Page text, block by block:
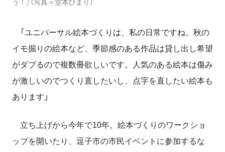
う！』（写真＝堂本ひまり）
「ユニバーサル絵本づくりは、私の日常ですね。秋の
イモ掘りの絵本など、季節感のある作品は貸し出し希望
がダブるので複数冊欲しいです。人気のある絵本は傷み
が激しいのでつくり直したいし、点字を直したい絵本も
あります」
立ち上げから今年で10年。絵本づくりのワークショ
ップを開いたり、逗子市の市民イベントに参加するな